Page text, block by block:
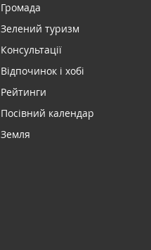
Громада
Зелений туризм
Консультації
Відпочинок і хобі
Рейтинги
Посівний календар
Земля